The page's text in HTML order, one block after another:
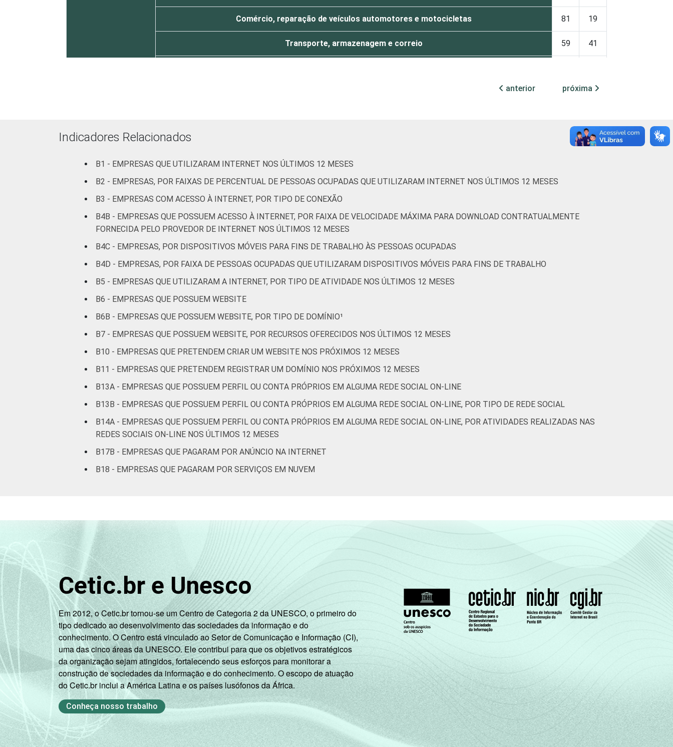
Comércio, reparação de veículos automotores e motocicletas 81 19
Transporte, armazenagem e correio 59 41
92 8
Fonte: CGI.br/NIC.br, Centro Regional de Estudos para o Desenvolvimento da Sociedade da Informação (Cetic.br), Pesquisa sobre o uso das
tecnologias de informação e comunicação nas empresas brasileiras - TIC Empresas 2019.
anterior próxima
Indicadores Relacionados
B1 - EMPRESAS QUE UTILIZARAM INTERNET NOS ÚLTIMOS 12 MESES
B2 - EMPRESAS, POR FAIXAS DE PERCENTUAL DE PESSOAS OCUPADAS QUE UTILIZARAM INTERNET NOS ÚLTIMOS 12 MESES
B3 - EMPRESAS COM ACESSO À INTERNET, POR TIPO DE CONEXÃO
B4B - EMPRESAS QUE POSSUEM ACESSO À INTERNET, POR FAIXA DE VELOCIDADE MÁXIMA PARA DOWNLOAD CONTRATUALMENTE
FORNECIDA PELO PROVEDOR DE INTERNET NOS ÚLTIMOS 12 MESES
B4C - EMPRESAS, POR DISPOSITIVOS MÓVEIS PARA FINS DE TRABALHO ÀS PESSOAS OCUPADAS
B4D - EMPRESAS, POR FAIXA DE PESSOAS OCUPADAS QUE UTILIZARAM DISPOSITIVOS MÓVEIS PARA FINS DE TRABALHO
B5 - EMPRESAS QUE UTILIZARAM A INTERNET, POR TIPO DE ATIVIDADE NOS ÚLTIMOS 12 MESES
B6 - EMPRESAS QUE POSSUEM WEBSITE
B6B - EMPRESAS QUE POSSUEM WEBSITE, POR TIPO DE DOMÍNIO¹
B7 - EMPRESAS QUE POSSUEM WEBSITE, POR RECURSOS OFERECIDOS NOS ÚLTIMOS 12 MESES
B10 - EMPRESAS QUE PRETENDEM CRIAR UM WEBSITE NOS PRÓXIMOS 12 MESES
B11 - EMPRESAS QUE PRETENDEM REGISTRAR UM DOMÍNIO NOS PRÓXIMOS 12 MESES
B13A - EMPRESAS QUE POSSUEM PERFIL OU CONTA PRÓPRIOS EM ALGUMA REDE SOCIAL ON-LINE
B13B - EMPRESAS QUE POSSUEM PERFIL OU CONTA PRÓPRIOS EM ALGUMA REDE SOCIAL ON-LINE, POR TIPO DE REDE SOCIAL
B14A - EMPRESAS QUE POSSUEM PERFIL OU CONTA PRÓPRIOS EM ALGUMA REDE SOCIAL ON-LINE, POR ATIVIDADES REALIZADAS NAS
REDES SOCIAIS ON-LINE NOS ÚLTIMOS 12 MESES
B17B - EMPRESAS QUE PAGARAM POR ANÚNCIO NA INTERNET
B18 - EMPRESAS QUE PAGARAM POR SERVIÇOS EM NUVEM
Cetic.br e Unesco
Em 2012, o Cetic.br tornou-se um Centro de Categoria 2 da UNESCO, o primeiro do
tipo dedicado ao desenvolvimento das sociedades da informação e do
conhecimento. O Centro está vinculado ao Setor de Comunicação e Informação (CI),
uma das cinco áreas da UNESCO. Ele contribui para que os objetivos estratégicos
da organização sejam atingidos, fortalecendo seus esforços para monitorar a
construção de sociedades da informação e do conhecimento. O escopo de atuação
do Cetic.br inclui a América Latina e os países lusófonos da África.
Conheça nosso trabalho